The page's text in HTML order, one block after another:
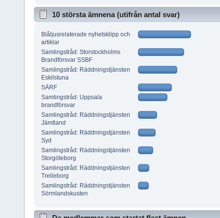
10 största ämnena (utifrån antal svar)
Blåljusrelaterade nyhetsklipp och
artiklar
Samlingstråd: Storstockholms
Brandförsvar SSBF
Samlingstråd: Räddningstjänsten
Eskilstuna
SÄRF
Samlingstråd: Uppsala
brandförsvar
Samlingstråd: Räddningstjänsten
Jämtland
Samlingstråd: Räddningstjänsten
Syd
Samlingstråd: Räddningstjänsten
Storgöteborg
Samlingstråd: Räddningstjänsten
Trelleborg
Samlingstråd: Räddningstjänsten
Sörmlandskusten